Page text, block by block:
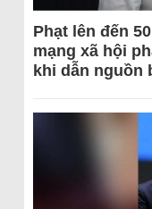
Phạt lên đến
mạng xã hội
khi dẫn nguồn